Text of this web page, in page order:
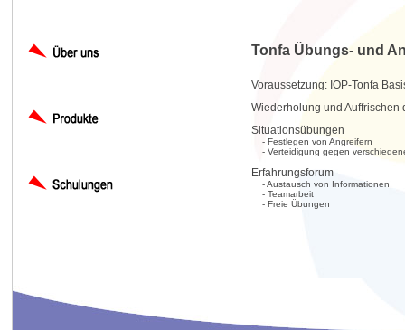
Tonfa Übungs- und
Voraussetzung: IOP-Tonfa
Wiederholung und Auffrischen
Situationsübungen
- Festlegen von Angreifern
- Verteidigung gegen
Erfahrungsforum
- Austausch von Informationen
- Teamarbeit
- Freie Übungen